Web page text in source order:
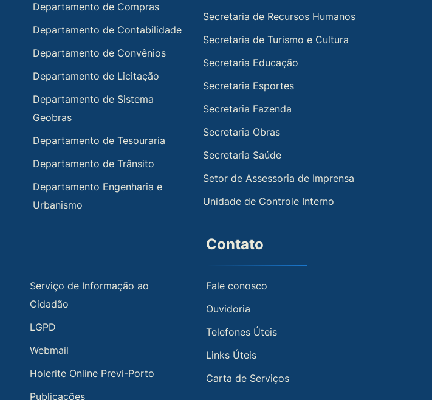
Departamento de Compras
Departamento de Contabilidade
Departamento de Convênios
Departamento de Licitação
Departamento de Sistema
Geobras
Departamento de Tesouraria
Departamento de Trânsito
Departamento Engenharia e
Urbanismo
Secretaria de Recursos Humanos
Secretaria de Turismo e Cultura
Secretaria Educação
Secretaria Esportes
Secretaria Fazenda
Secretaria Obras
Secretaria Saúde
Setor de Assessoria de Imprensa
Unidade de Controle Interno
Serviço de Informação ao
Cidadão
LGPD
Webmail
Holerite Online Previ-Porto
Publicações
Contato
Fale conosco
Ouvidoria
Telefones Úteis
Links Úteis
Carta de Serviços